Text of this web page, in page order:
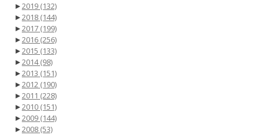
►2019 (132)
►2018 (144)
►2017 (199)
►2016 (256)
►2015 (133)
►2014(98)
►2013 (151)
►2012 (190)
►2011 (228)
►2010 (151)
►2009 (144)
►2008 (53)